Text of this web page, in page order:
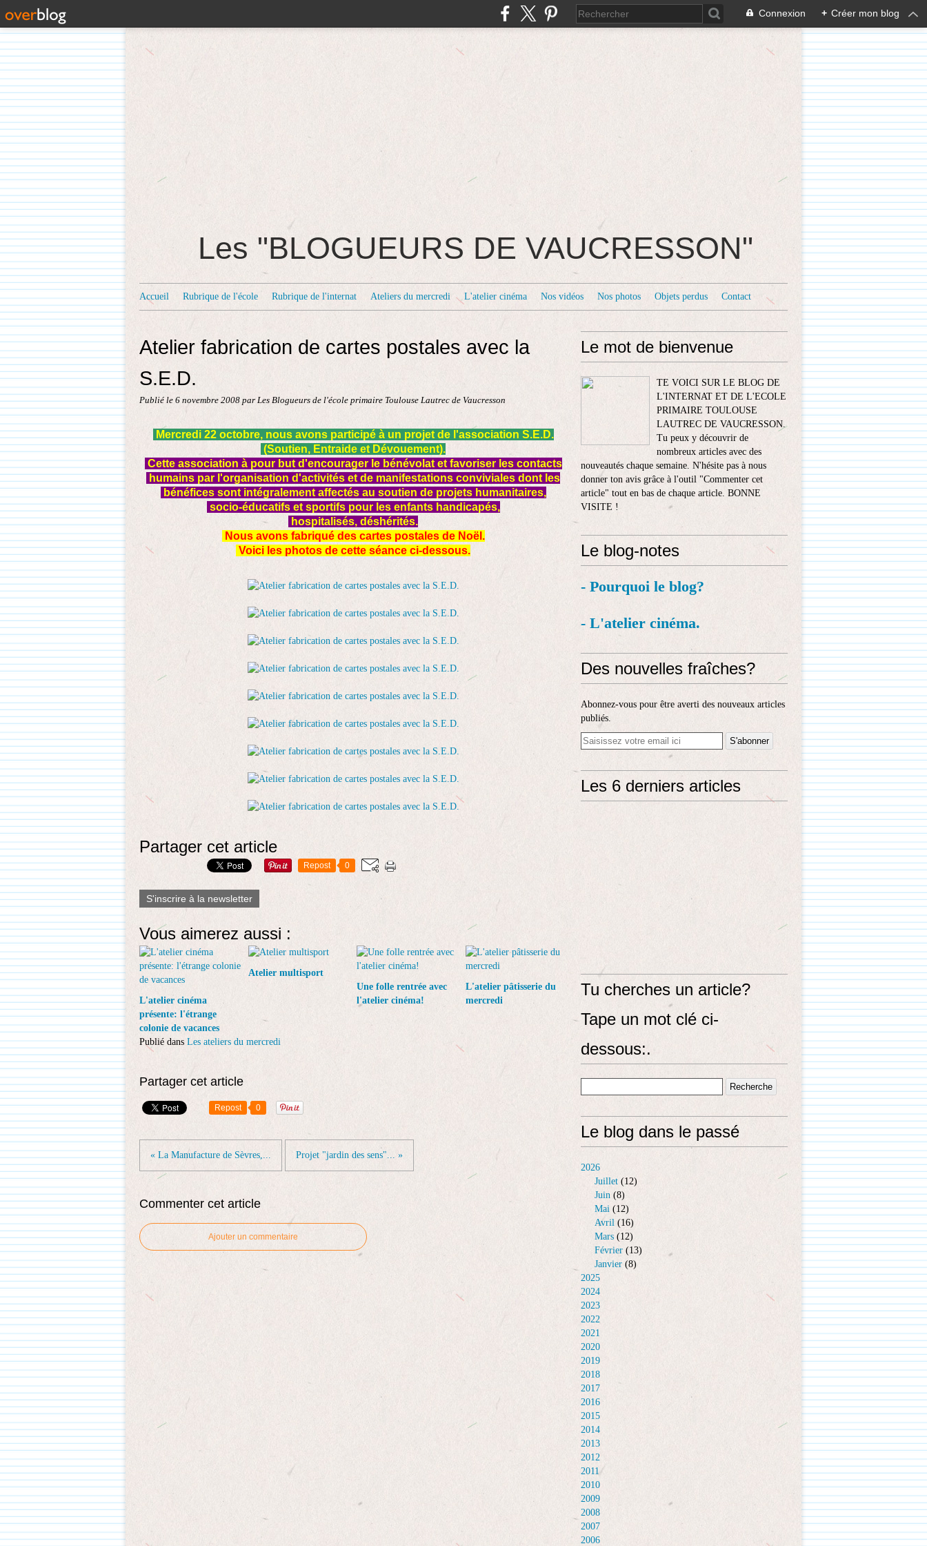
Connexion + Créer mon blog
Les "BLOGUEURS DE VAUCRESSON"
Accueil Rubrique de l'école Rubrique de l'internat Ateliers du mercredi L'atelier cinéma Nos vidéos Nos photos Objets perdus Contact
Atelier fabrication de cartes postales avec la
S.E.D.
Publié le 6 novembre 2008 par Les Blogueurs de l'école primaire Toulouse Lautrec de Vaucresson
Mercredi 22 octobre, nous avons participé à un projet de l'association S.E.D.
(Soutien, Entraide et Dévouement).
Cette association à pour but d'encourager le bénévolat et favoriser les contacts
humains par l'organisation d'activités et de manifestations conviviales dont les
bénéfices sont intégralement affectés au soutien de projets humanitaires,
socio-éducatifs et sportifs pour les enfants handicapés,
hospitalisés, déshérités.
Nous avons fabriqué des cartes postales de Noël.
Voici les photos de cette séance ci-dessous.
Partager cet article
Repost 0
S'inscrire à la newsletter
Vous aimerez aussi :
L'atelier cinéma
présente: l'étrange
colonie de vacances
Atelier multisport
Une folle rentrée avec
l'atelier cinéma!
L'atelier pâtisserie du
mercredi
Publié dans Les ateliers du mercredi
Partager cet article
Repost 0
« La Manufacture de Sèvres,... Projet "jardin des sens"... »
Commenter cet article
Ajouter un commentaire
Le mot de bienvenue
TE VOICI SUR LE BLOG DE
L'INTERNAT ET DE L'ECOLE
PRIMAIRE TOULOUSE
LAUTREC DE VAUCRESSON.
Tu peux y découvrir de
nombreux articles avec des
nouveautés chaque semaine. N'hésite pas à nous
donner ton avis grâce à l'outil "Commenter cet
article" tout en bas de chaque article. BONNE
VISITE !
Le blog-notes
- Pourquoi le blog?
- L'atelier cinéma.
Des nouvelles fraîches?
Abonnez-vous pour être averti des nouveaux articles
publiés.
Les 6 derniers articles
Tu cherches un article?
Tape un mot clé ci-
dessous:.
Le blog dans le passé
2026
Juillet (12)
Juin (8)
Mai (12)
Avril (16)
Mars (12)
Février (13)
Janvier (8)
2025
2024
2023
2022
2021
2020
2019
2018
2017
2016
2015
2014
2013
2012
2011
2010
2009
2008
2007
2006